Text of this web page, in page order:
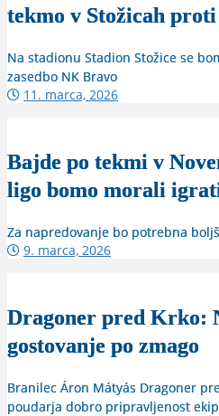
tekmo v Stožicah
Na stadionu Stadion Stožice se
zasedbo NK Bravo
11. marca, 2026
Bajde po tekmi v
ligo bomo morali
Za napredovanje bo potrebna
9. marca, 2026
Dragoner pred Krko:
gostovanje po zmago
Branilec Áron Mátyás Dragoner
poudarja dobro pripravljenost